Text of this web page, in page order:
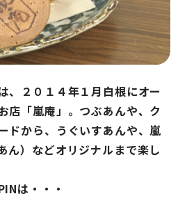
、２０１４年１月白根にオー
店「嵐庵」。つぶあんや、ク
ドから、うぐいすあんや、嵐
ん）などオリジナルまで楽し
は・・・